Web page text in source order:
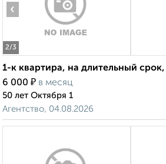
2/3
‹
1-к квартира, на длительный
6 000 ₽ в месяц
50 лет Октября 1
Агентство, 04.08.2026